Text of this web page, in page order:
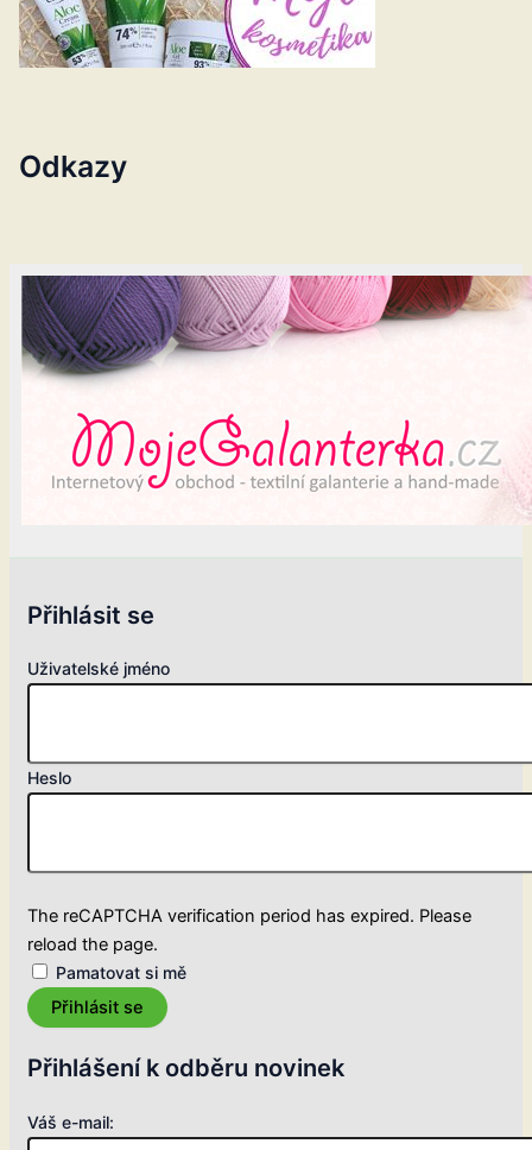
Odkazy
Přihlásit se
Uživatelské jméno
Heslo
The reCAPTCHA verification period has expired. Please
reload the page.
Pamatovat si mě
Přihlásit se
Přihlášení k odběru novinek
Váš e-mail: